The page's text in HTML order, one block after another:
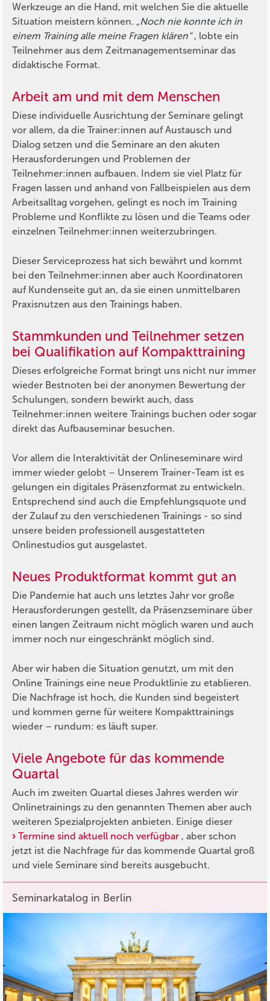
Werkzeuge an die Hand, mit welchen Sie die aktuelle
Situation meistern können. „Noch nie konnte ich in
einem Training alle meine Fragen klären“, lobte ein
Teilnehmer aus dem Zeitmanagementseminar das
didaktische Format.
Arbeit am und mit dem Menschen
Diese individuelle Ausrichtung der Seminare gelingt
vor allem, da die Trainer:innen auf Austausch und
Dialog setzen und die Seminare an den akuten
Herausforderungen und Problemen der
Teilnehmer:innen aufbauen. Indem sie viel Platz für
Fragen lassen und anhand von Fallbeispielen aus dem
Arbeitsalltag vorgehen, gelingt es noch im Training
Probleme und Konflikte zu lösen und die Teams oder
einzelnen Teilnehmer:innen weiterzubringen.
Dieser Serviceprozess hat sich bewährt und kommt
bei den Teilnehmer:innen aber auch Koordinatoren
auf Kundenseite gut an, da sie einen unmittelbaren
Praxisnutzen aus den Trainings haben.
Stammkunden und Teilnehmer setzen
bei Qualifikation auf Kompakttraining
Dieses erfolgreiche Format bringt uns nicht nur immer
wieder Bestnoten bei der anonymen Bewertung der
Schulungen, sondern bewirkt auch, dass
Teilnehmer:innen weitere Trainings buchen oder sogar
direkt das Aufbauseminar besuchen.
Vor allem die Interaktivität der Onlineseminare wird
immer wieder gelobt – Unserem Trainer-Team ist es
gelungen ein digitales Präsenzformat zu entwickeln.
Entsprechend sind auch die Empfehlungsquote und
der Zulauf zu den verschiedenen Trainings - so sind
unsere beiden professionell ausgestatteten
Onlinestudios gut ausgelastet.
Neues Produktformat kommt gut an
Die Pandemie hat auch uns letztes Jahr vor große
Herausforderungen gestellt, da Präsenzseminare über
einen langen Zeitraum nicht möglich waren und auch
immer noch nur eingeschränkt möglich sind.
Aber wir haben die Situation genutzt, um mit den
Online Trainings eine neue Produktlinie zu etablieren.
Die Nachfrage ist hoch, die Kunden sind begeistert
und kommen gerne für weitere Kompakttrainings
wieder – rundum: es läuft super.
Viele Angebote für das kommende
Quartal
Auch im zweiten Quartal dieses Jahres werden wir
Onlinetrainings zu den genannten Themen aber auch
weiteren Spezialprojekten anbieten. Einige dieser
Termine sind aktuell noch verfügbar , aber schon
jetzt ist die Nachfrage für das kommende Quartal groß
und viele Seminare sind bereits ausgebucht.
Seminarkatalog in Berlin